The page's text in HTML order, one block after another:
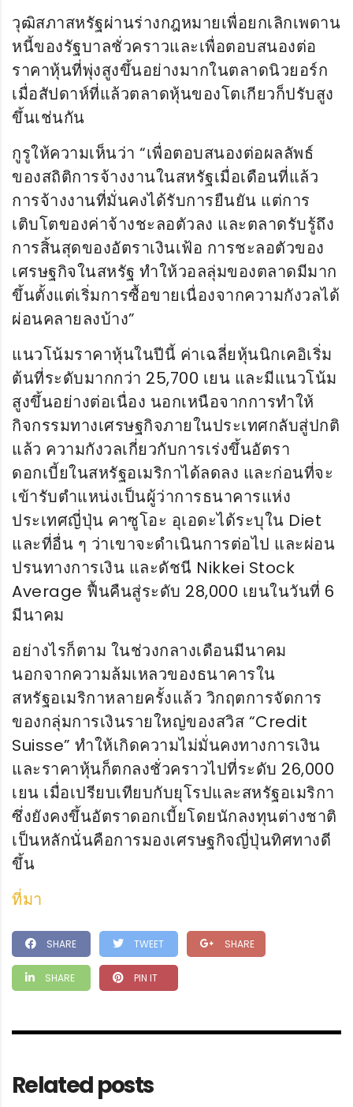
วุฒิสภาสหรัฐผ่านร่างกฎหมายเพื่อยกเลิกเพดาน
หนี้ของรัฐบาลชั่วคราวและเพื่อตอบสนองต่อ
ราคาหุ้นที่พุ่งสูงขึ้นอย่างมากในตลาดนิวยอร์ก
เมื่อสัปดาห์ที่แล้วตลาดหุ้นของโตเกียวก็ปรับสูง
ขึ้นเช่นกัน
กูรูให้ความเห็นว่า “เพื่อตอบสนองต่อผลลัพธ์
ของสถิติการจ้างงานในสหรัฐเมื่อเดือนที่แล้ว
การจ้างงานที่มั่นคงได้รับการยืนยัน แต่การ
เติบโตของค่าจ้างชะลอตัวลง และตลาดรับรู้ถึง
การสิ้นสุดของอัตราเงินเฟ้อ การชะลอตัวของ
เศรษฐกิจในสหรัฐ ทำให้วอลลุ่มของตลาดมีมาก
ขึ้นตั้งแต่เริ่มการซื้อขายเนื่องจากความกังวลได้
ผ่อนคลายลงบ้าง”
แนวโน้มราคาหุ้นในปีนี้ ค่าเฉลี่ยหุ้นนิกเคอิเริ่ม
ต้นที่ระดับมากกว่า 25,700 เยน และมีแนวโน้ม
สูงขึ้นอย่างต่อเนื่อง นอกเหนือจากการทำให้
กิจกรรมทางเศรษฐกิจภายในประเทศกลับสู่ปกติ
แล้ว ความกังวลเกี่ยวกับการเร่งขึ้นอัตรา
ดอกเบี้ยในสหรัฐอเมริกาได้ลดลง และก่อนที่จะ
เข้ารับตำแหน่งเป็นผู้ว่าการธนาคารแห่ง
ประเทศญี่ปุ่น คาซูโอะ อุเอดะได้ระบุใน Diet
และที่อื่น ๆ ว่าเขาจะดำเนินการต่อไป และผ่อน
ปรนทางการเงิน และดัชนี Nikkei Stock
Average ฟื้นคืนสู่ระดับ 28,000 เยนในวันที่ 6
มีนาคม
อย่างไรก็ตาม ในช่วงกลางเดือนมีนาคม
นอกจากความล้มเหลวของธนาคารใน
สหรัฐอเมริกาหลายครั้งแล้ว วิกฤตการจัดการ
ของกลุ่มการเงินรายใหญ่ของสวิส “Credit
Suisse” ทำให้เกิดความไม่มั่นคงทางการเงิน
และราคาหุ้นก็ตกลงชั่วคราวไปที่ระดับ 26,000
เยน เมื่อเปรียบเทียบกับยุโรปและสหรัฐอเมริกา
ซึ่งยังคงขึ้นอัตราดอกเบี้ยโดยนักลงทุนต่างชาติ
เป็นหลักนั่นคือการมองเศรษฐกิจญี่ปุ่นทิศทางดี
ขึ้น
ที่มา
SHARE TWEET SHARE
SHARE PIN IT
Related posts